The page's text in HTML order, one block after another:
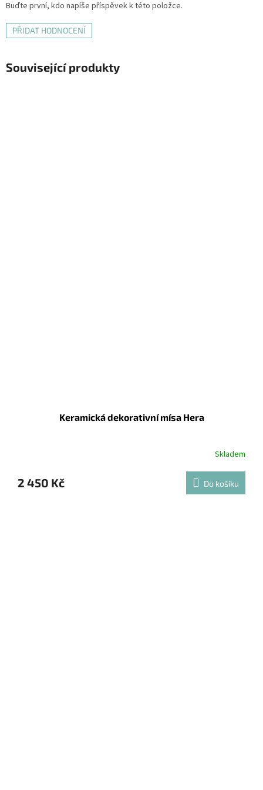
Buďte první, kdo napíše příspěvek k této položce.
PŘIDAT HODNOCENÍ
Související produkty
Keramická dekorativní mísa Hera
Skladem
2 450 Kč Do košíku